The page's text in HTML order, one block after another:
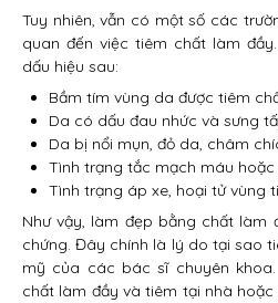
Tuy nhiên, vẫn có một số các
quan đến việc tiêm chất làm
dấu hiệu sau:
Bầm tím vùng da được tiêm
Da có dấu đau nhức và sưng
Da bị nổi mụn, đỏ da, châm
Tình trạng tắc mạch máu hoặc
Tình trạng áp xe, hoại tử vùng
Như vậy, làm đẹp bằng chất làm
chứng. Đây chính là lý do tại sao
mỹ của các bác sĩ chuyên
chất làm đầy và tiêm tại nhà